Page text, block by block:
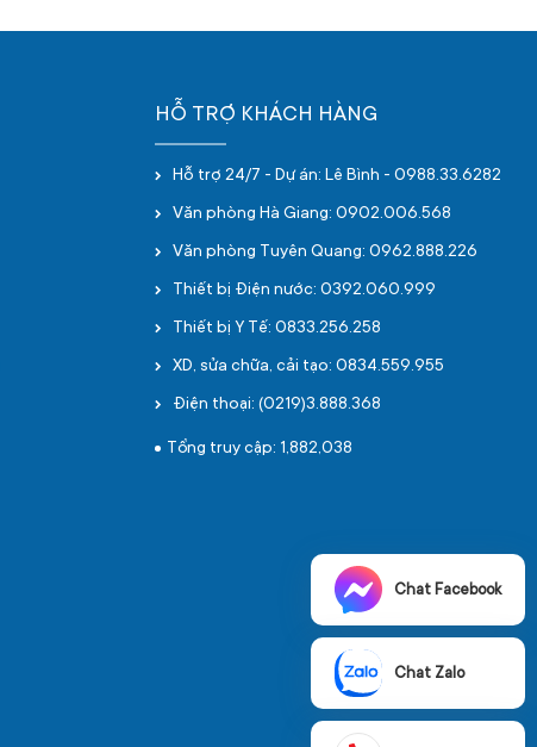
HỖ TRỢ KHÁCH HÀNG
Hỗ trợ 24/7 - Dự án: Lê Bình - 0988.33.6282
Văn phòng Hà Giang: 0902.006.568
Văn phòng Tuyên Quang: 0962.888.226
Thiết bị Điện nước: 0392.060.999
Thiết bị Y Tế: 0833.256.258
XD, sửa chữa, cải tạo: 0834.559.955
Điện thoại: (0219)3.888.368
Tổng truy cập: 1,882,038
Chat Facebook
Chat Zalo